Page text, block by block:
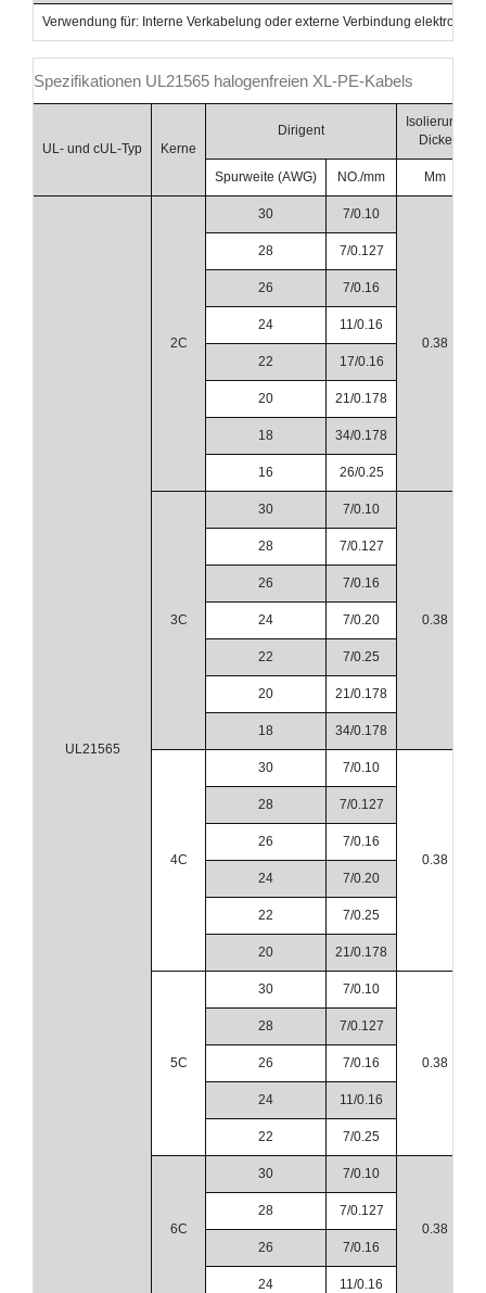
Verwendung für: Interne Verkabelung oder externe Verbindung
Spezifikationen UL21565 halogenfreien XL-PE-Kabels
UL- und cUL-Typ Kerne
Dirigent
Isolierung
Dicke
Spurweite (AWG) NO./mm Mm
UL21565
2C
30 7/0.10
0.38
28 7/0.127
26 7/0.16
24 11/0.16
22 17/0.16
20 21/0.178
18 34/0.178
16 26/0.25
3C
30 7/0.10
0.38
28 7/0.127
26 7/0.16
24 7/0.20
22 7/0.25
20 21/0.178
18 34/0.178
4C
30 7/0.10
0.38
28 7/0.127
26 7/0.16
24 7/0.20
22 7/0.25
20 21/0.178
5C
30 7/0.10
0.38
28 7/0.127
26 7/0.16
24 11/0.16
22 7/0.25
6C
30 7/0.10
0.38
28 7/0.127
26 7/0.16
24 11/0.16